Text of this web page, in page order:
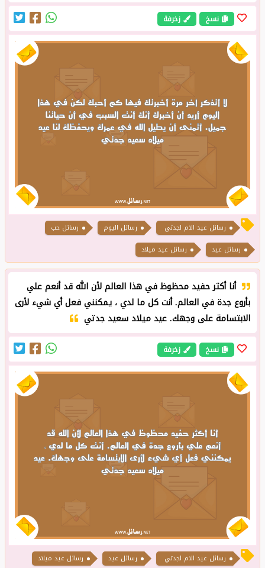
نسخ زخرفة
رسائل عيد الام لجدتي رسائل اليوم
رسائل حب
رسائل عيد
رسائل عيد ميلاد
أنا أكثر حفيد محظوظ في هذا العالم لأن الله قد أنعم علي
بأروع جدة في العالم. أنت كل ما لدي ، يمكنني فعل أي شيء لأرى
الابتسامة على وجهك. عيد ميلاد سعيد جدتي
نسخ زخرفة
رسائل عيد الام لجدتي رسائل عيد رسائل عيد ميلاد